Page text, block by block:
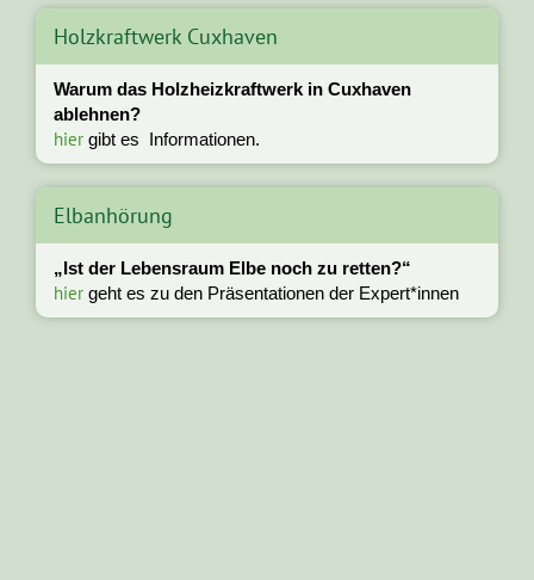
Holzkraftwerk Cuxhaven
Warum das Holzheizkraftwerk in Cuxhaven
ablehnen?
hier gibt es Informationen.
Elbanhörung
„Ist der Lebensraum Elbe noch zu retten?“
hier geht es zu den Präsentationen der Expert*innen